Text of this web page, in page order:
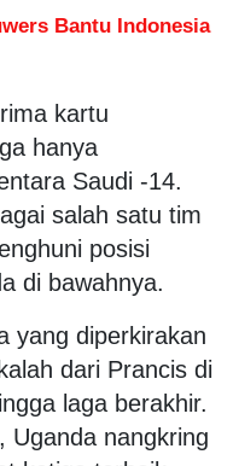
Bantu Indonesia
kartu
hanya
Saudi -14.
salah satu tim
posisi
di bawahnya.
yang diperkirakan
dari Prancis di
laga berakhir.
Uganda nangkring